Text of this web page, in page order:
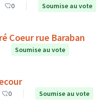
0 Soumise au vote
Coeur rue Baraban
Soumise au vote
0 Soumise au vote